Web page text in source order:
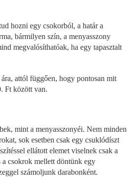
hozni egy csokorból, a határ a
bármilyen szín, a menyasszony
megvalósíthatóak, ha egy tapasztalt
attól függően, hogy pontosan mit
Ft között van.
mint a menyasszonyéi. Nem minden
sok esetben csak egy csuklódíszt
ellátott elemet viselnek csak a
csokrok mellett döntünk egy
számoljunk darabonként.